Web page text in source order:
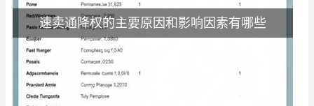
速卖通降权的主要原因和影响因素有哪些